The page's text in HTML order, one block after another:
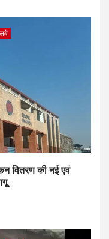
वितरण की नई एवं